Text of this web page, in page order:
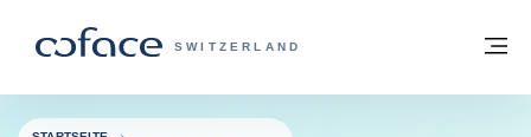
COFACE FOR TRADE - WEBSEITE DER
SWITZERLAND
Zurück zur Startseite